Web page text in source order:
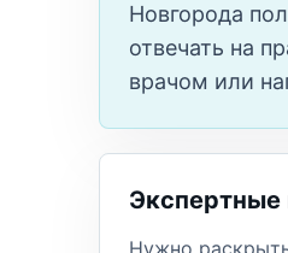
Новгорода
отвечать на
врачом или
Экспертные
Нужно